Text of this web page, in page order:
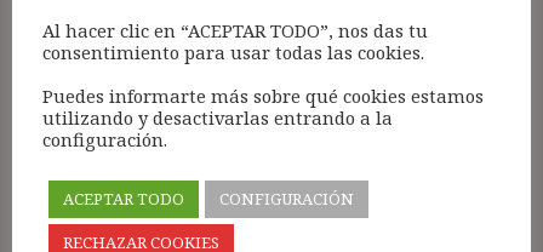
Nombre*
Al hacer clic en “ACEPTAR TODO”, nos das tu
consentimiento para usar todas las cookies.
Puedes informarte más sobre qué cookies estamos
utilizando y desactivarlas entrando a la
configuración.
ACEPTAR TODO
CONFIGURACIÓN
RECHAZAR COOKIES